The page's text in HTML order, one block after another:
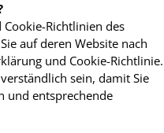
Richtlinien des
auf deren Website nach
und Cookie-Richtlinie.
sein, damit Sie
und entsprechende